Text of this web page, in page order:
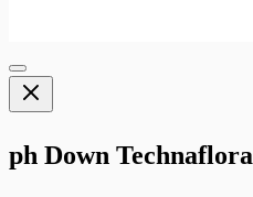
ph Down Technaflora